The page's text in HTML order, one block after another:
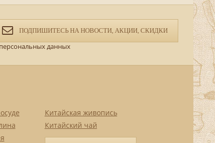
ПОДПИШИТЕСЬ НА НОВОСТИ, АКЦИИ, СКИДКИ
данных
Китайская живопись
Китайский чай